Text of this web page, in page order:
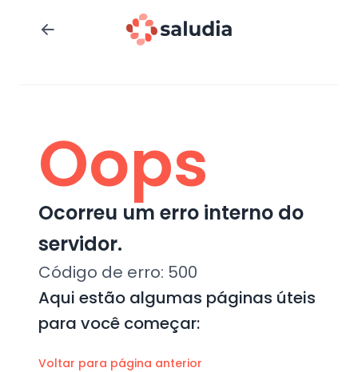
Oops
Ocorreu um erro interno do
servidor.
Código de erro: 500
Aqui estão algumas páginas úteis
para você começar:
Voltar para página anterior